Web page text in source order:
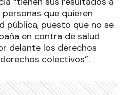
que quieren
pública, puesto que no se
en contra de salud
delante los derechos
colectivos”.